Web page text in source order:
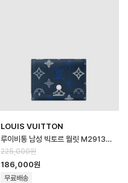
LOUIS VUITTON
루이비통 남성 빅토르 월릿 M29130 - Louis vuitton Mens Victor …
225,000원
186,000원
무료배송